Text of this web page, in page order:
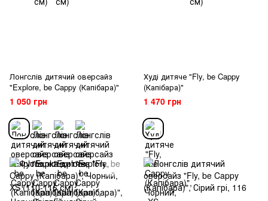
Лонгслів дитячий оверсайз
"Explore, be Cappy (Капібара)"
1 050 грн
Худі дитяче "Fly, be Cappy
(Капібара)"
1 470 грн